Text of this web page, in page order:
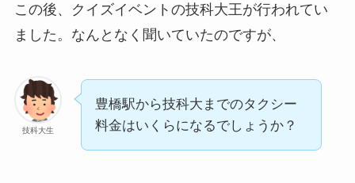
この後、クイズイベントの技科大王が行われてい
ました。なんとなく聞いていたのですが、
技科大生
豊橋駅から技科大までのタクシー
料金はいくらになるでしょうか？